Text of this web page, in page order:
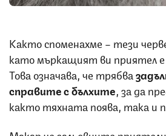
Както споменахме – тези
като мъркащият ви приятел е
Това означава, че трябва
справите с бълхите, за да
както тяхната поява, така и